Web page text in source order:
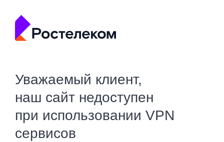
Уважаемый клиент,
наш сайт недоступен
при использовании VPN
сервисов